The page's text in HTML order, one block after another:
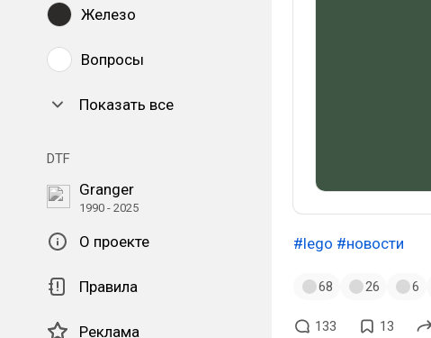
Железо
Вопросы
Показать все
DTF
Granger
1990 - 2025
О проекте
Правила
Реклама
#lego #новости
68 26 6
133 13